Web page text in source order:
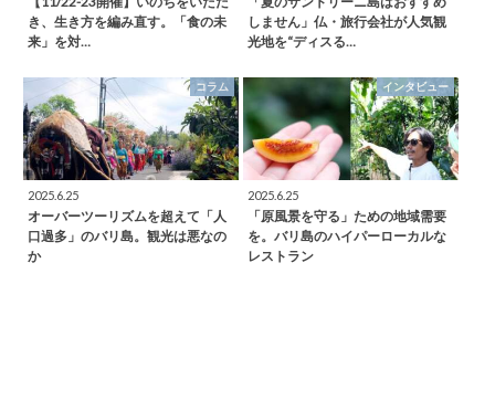
き、生き方を編み直す。「食の未
来」を対…
しません」仏・旅行会社が人気観
光地を“ディスる…
コラム
2025.6.25
オーバーツーリズムを超えて「人
口過多」のバリ島。観光は悪なの
か
インタビュー
2025.6.25
「原風景を守る」ための地域需要
を。バリ島のハイパーローカルな
レストラン